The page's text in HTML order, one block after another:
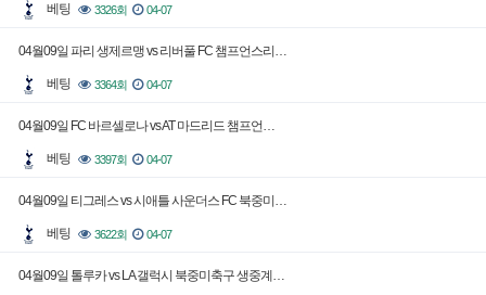
베팅 3326회 04-07
04월09일 파리 생제르맹 vs 리버풀 FC 챔프언스리…
베팅 3364회 04-07
04월09일 FC 바르셀로나 vs AT 마드리드 챔프언…
베팅 3397회 04-07
04월09일 티그레스 vs 시애틀 사운더스 FC 북중미…
베팅 3622회 04-07
04월09일 톨루카 vs LA 갤럭시 북중미축구 생중계…